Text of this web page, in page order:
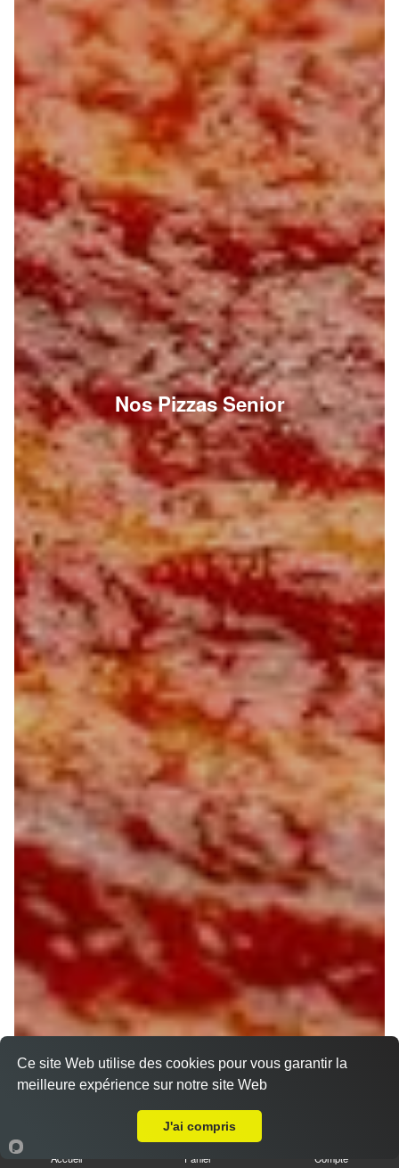
Nos Pizzas Senior
Accueil Panier Compte
Ce site Web utilise des cookies pour vous garantir la
meilleure expérience sur notre site Web
J'ai compris